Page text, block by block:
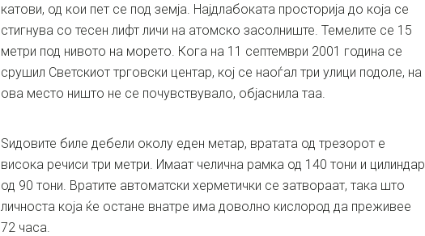
катови, од кои пет се под земја. Најдлабоката просторија до која се
стигнува со тесен лифт личи на атомско засолниште. Темелите се 15
метри под нивото на морето. Кога на 11 септември 2001 година се
срушил Светскиот трговски центар, кој се наоѓал три улици подоле, на
ова место ништо не се почувствувало, објаснила таа.
Ѕидовите биле дебели околу еден метар, вратата од трезорот е
висока речиси три метри. Имаат челична рамка од 140 тони и цилиндар
од 90 тони. Вратите автоматски херметички се затвораат, така што
личноста која ќе остане внатре има доволно кислород да преживее
72 часа.